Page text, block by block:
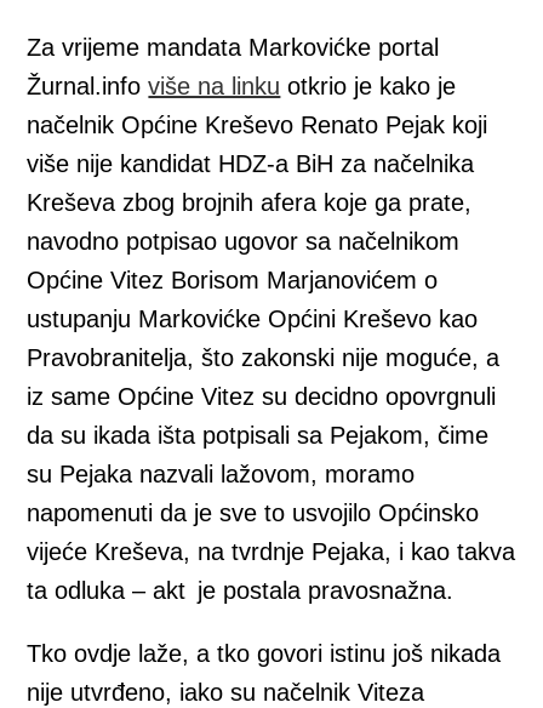
Za vrijeme mandata Markovićke portal
Žurnal.infoviše na linku otkrio je kako je
načelnik Općine Kreševo Renato Pejak koji
više nije kandidat HDZ-a BiH za načelnika
Kreševa zbog brojnih afera koje ga prate,
navodno potpisao ugovor sa načelnikom
Općine Vitez Borisom Marjanovićem o
ustupanju Markovićke Općini Kreševo kao
Pravobranitelja, što zakonski nije moguće, a
iz same Općine Vitez su decidno opovrgnuli
da su ikada išta potpisali sa Pejakom, čime
su Pejaka nazvali lažovom, moramo
napomenuti da je sve to usvojilo Općinsko
vijeće Kreševa, na tvrdnje Pejaka, i kao takva
ta odluka – akt je postala pravosnažna.
Tko ovdje laže, a tko govori istinu još nikada
nije utvrđeno, iako su načelnik Viteza